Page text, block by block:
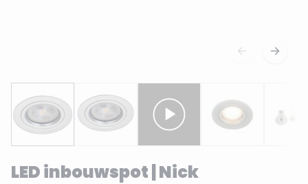
LED inbouwspot | Nick